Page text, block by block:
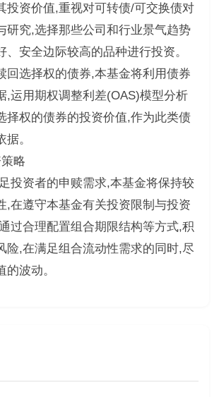
投资价值,重视对可转债/可交换债对
研究,选择那些公司和行业景气趋势
、安全边际较高的品种进行投资。
回选择权的债券,本基金将利用债券
,运用期权调整利差(OAS)模型分析
择权的债券的投资价值,作为此类债
。
略
投资者的申赎需求,本基金将保持较
,在遵守本基金有关投资限制与投资
过合理配置组合期限结构等方式,积
险,在满足组合流动性需求的同时,尽
波动。